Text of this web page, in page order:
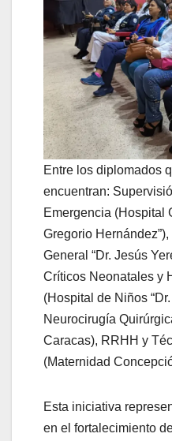
Entre los diplomados
encuentran:
Emergencia (Hospital
Gregorio
General “Dr. Jesús
Críticos Neonatales y
(Hospital de Niños
Neurocirugía
Caracas), RRHH y
(Maternidad
Esta iniciativa
en el fortalecimiento